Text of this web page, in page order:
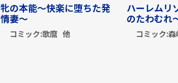
牝の本能～快楽に堕ちた発
情妻～
コミック:歌麿 他
ハーレムリ
のたわむれ
コミック:森